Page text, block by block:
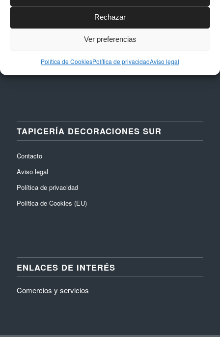
Rechazar
Ver preferencias
Política de CookiesPolítica de privacidadAviso legal
952 861 712 – 661 287 012
TAPICERÍA DECORACIONES SUR
Contacto
Aviso legal
Política de privacidad
Política de Cookies (EU)
ENLACES DE INTERÉS
Comercios y servicios